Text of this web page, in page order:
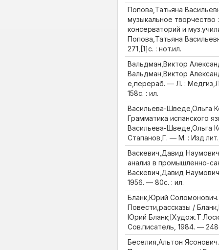
Попова,Татьяна
музыкальное творчество
консерваторий и
Попова,Татьяна
271,[1]с. : нот.ил.
Вальдман,Виктор
Вальдман,Виктор
е,перераб. — Л. :
158с. : ил.
Васильева-Шведе,Ольга
Грамматика испанского
Васильева-Шведе,Ольга
Стапанов,Г. — М. :
Васкевич,Давид
анализ в промышленно-
Васкевич,Давид
1956. — 80с. : ил.
Бланк,Юрий
Повести,рассказы /
Юрий
Сов.писатель, 1984. —
Беселия,Альтон